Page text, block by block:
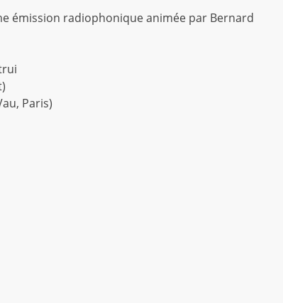
émission radiophonique animée par Bernard
Paris)